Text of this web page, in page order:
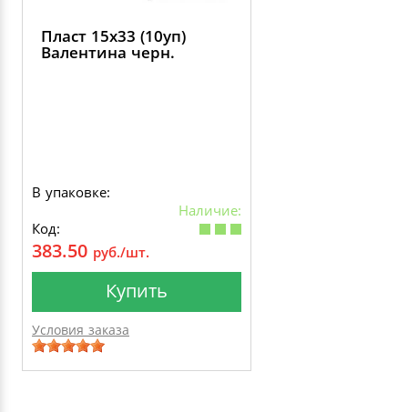
Пласт 15х33 (10уп)
Валентина черн.
В упаковке:
Наличие:
Код:
383.50 руб./шт.
Купить
Условия заказа